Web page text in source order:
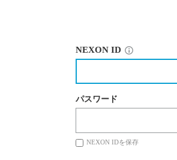
NEXON ID
パスワード
NEXON IDを保存